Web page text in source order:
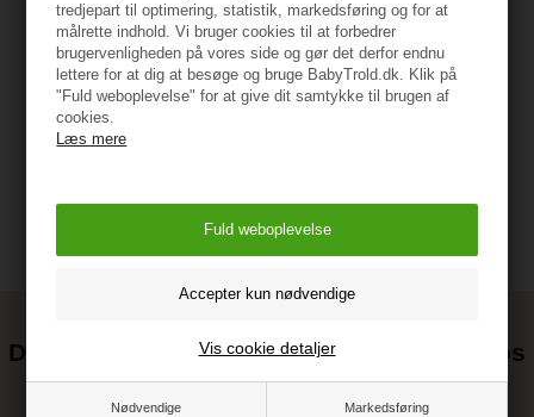
tredjepart til optimering, statistik, markedsføring og for at
målrette indhold. Vi bruger cookies til at forbedrer
brugervenligheden på vores side og gør det derfor endnu
lettere for at dig at besøge og bruge BabyTrold.dk. Klik på
"Fuld weboplevelse" for at give dit samtykke til brugen af
cookies.
Læs mere
Nødvendige Markedsføring
Vis cookie detaljer
Type: Luftpumpe
Vejledning
Det kan blive endnu billigere at handle hos
os! ;-)
Tilmeld dig vores nyhedsbrev og gå ikke glip af gode tilbud